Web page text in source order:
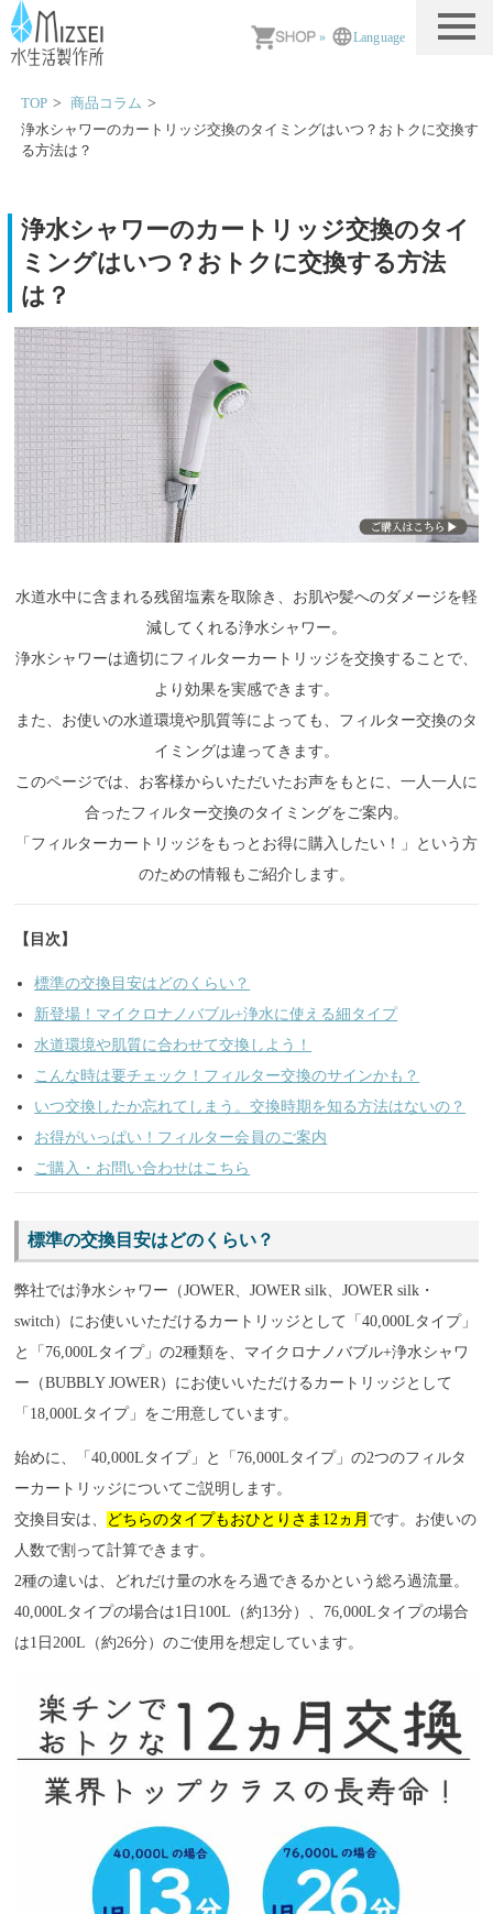
» Language
TOP
商品コラム
浄水シャワーのカートリッジ交換のタイミングはいつ？おトクに交換す
る方法は？
浄水シャワーのカートリッジ交換のタイ
ミングはいつ？おトクに交換する方法
は？
水道水中に含まれる残留塩素を取除き、お肌や髪へのダメージを軽
減してくれる浄水シャワー。
浄水シャワーは適切にフィルターカートリッジを交換することで、
より効果を実感できます。
また、お使いの水道環境や肌質等によっても、フィルター交換のタ
イミングは違ってきます。
このページでは、お客様からいただいたお声をもとに、一人一人に
合ったフィルター交換のタイミングをご案内。
「フィルターカートリッジをもっとお得に購入したい！」という方
のための情報もご紹介します。
【目次】
標準の交換目安はどのくらい？
新登場！マイクロナノバブル+浄水に使える細タイプ
水道環境や肌質に合わせて交換しよう！
こんな時は要チェック！フィルター交換のサインかも？
いつ交換したか忘れてしまう。交換時期を知る方法はないの？
お得がいっぱい！フィルター会員のご案内
ご購入・お問い合わせはこちら
標準の交換目安はどのくらい？
弊社では浄水シャワー（JOWER、JOWER silk、JOWER silk・
switch）にお使いいただけるカートリッジとして「40,000Lタイプ」
と「76,000Lタイプ」の2種類を、マイクロナノバブル+浄水シャワ
ー（BUBBLY JOWER）にお使いいただけるカートリッジとして
「18,000Lタイプ」をご用意しています。
始めに、「40,000Lタイプ」と「76,000Lタイプ」の2つのフィルタ
ーカートリッジについてご説明します。
交換目安は、
どちらのタイプもおひとりさま12ヵ月 です。お使いの
人数で割って計算できます。
2種の違いは、どれだけ量の水をろ過できるかという総ろ過流量。
40,000Lタイプの場合は1日100L（約13分）、76,000Lタイプの場合
は1日200L（約26分）のご使用を想定しています。